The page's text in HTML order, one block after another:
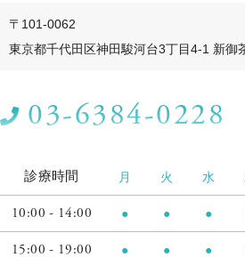
〒101-0062
東京都千代田区神田駿河台3丁目4-1 新御
03-6384-0228
診療時間 月 火 水
10:00 - 14:00 ● ● ●
15:00 - 19:00 ● ● ●